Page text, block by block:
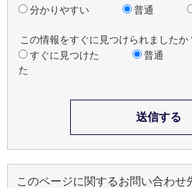
分かりやすい
普通
この情報をすぐに見つけられましたか
すぐに見つけた
普通
た
このページに関するお問い合わせ